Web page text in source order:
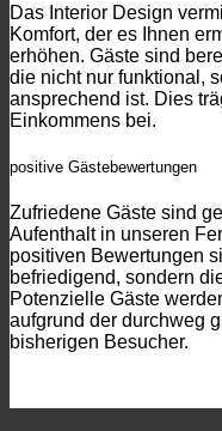
Das Interior Design
Komfort, der es Ihnen
erhöhen. Gäste sind
die nicht nur funktional,
ansprechend ist. Dies
Einkommens bei.
positive Gästebewertungen
Zufriedene Gäste sind
Aufenthalt in unseren
positiven Bewertungen
befriedigend, sondern
Potenzielle Gäste
aufgrund der durchweg
bisherigen Besucher.